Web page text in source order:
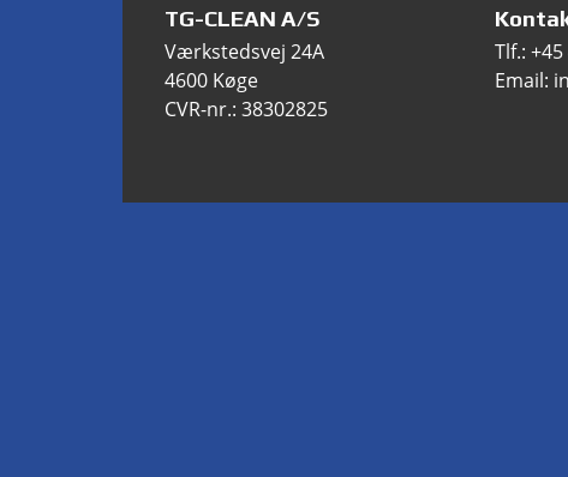
TG-CLEAN A/S
Værkstedsvej 24A
4600 Køge
CVR-nr.: 38302825
Tlf.:
Email: